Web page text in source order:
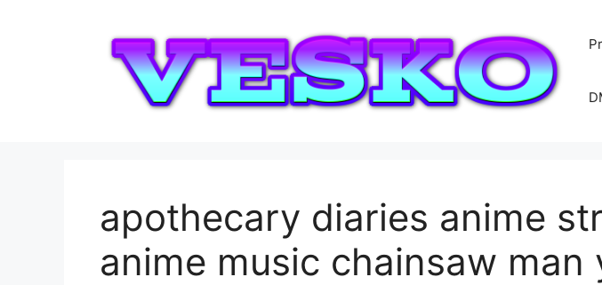
apothecary diaries anime
anime music chainsaw man